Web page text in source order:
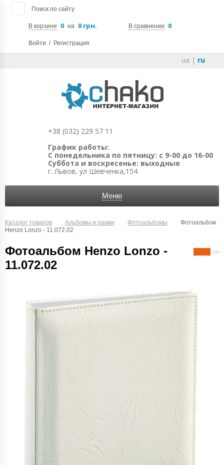
Поиск по сайту
В корзине 0 на 0 грн. В сравнении 0
Войти / Регистрация
ua | ru
+38 (032) 229 57 11
График работы:
С понедельника по пятницу: с 9-00 до 16-00
Суббота и воскресенье: выходные
г. Львов, ул Шевченка,154
Меню
Каталог товаров Альбомы и рамки Фотоальбомы
Фотоальбом
Henzo Lonzo - 11.072.02
Фотоальбом Henzo Lonzo -
11.072.02
( 3 )